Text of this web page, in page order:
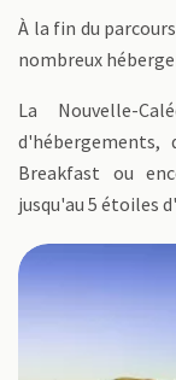
À la fin du
nombreux
La Nouvelle-
Breakfast ou
jusqu'au 5 étoiles